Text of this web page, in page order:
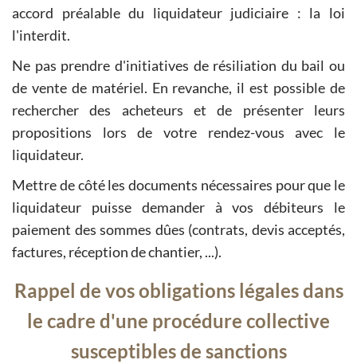
accord préalable du liquidateur judiciaire : la loi
l'interdit.
Ne pas prendre d'initiatives de résiliation du bail ou
de vente de matériel. En revanche, il est possible de
rechercher des acheteurs et de présenter leurs
propositions lors de votre rendez-vous avec le
liquidateur.
Mettre de côté les documents nécessaires pour que le
liquidateur puisse demander à vos débiteurs le
paiement des sommes dûes (contrats, devis acceptés,
factures, réception de chantier, ...).
Rappel de vos obligations légales dans
le cadre d'une procédure collective
susceptibles de sanctions